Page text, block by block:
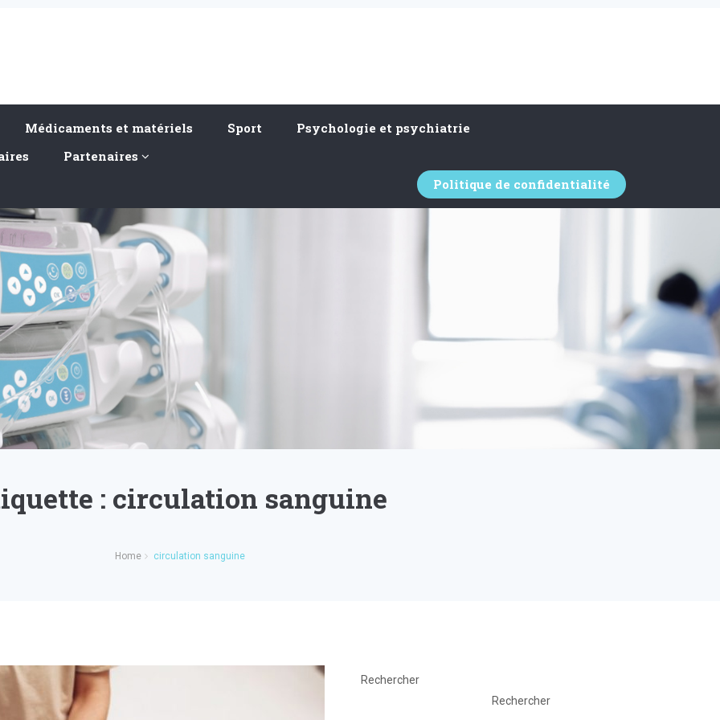
Médicaments et matériels Sport
Psychologie et psychiatrie
Partenaires
Politique de confidentialité
: circulation sanguine
Home circulation sanguine
Rechercher
Rechercher